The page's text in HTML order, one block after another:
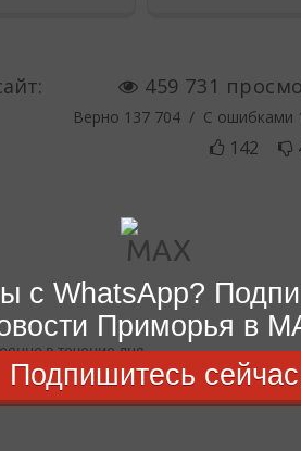
в течение дня.
с WhatsApp?
Приморья в
Подпишитесь